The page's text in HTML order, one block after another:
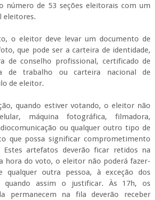
número de 53 seções eleitorais com um
eleitores.
o eleitor deve levar um documento de
que pode ser a carteira de identidade,
de conselho profissional, certificado de
de trabalho ou carteira nacional de
de eleitor.
quando estiver votando, o eleitor não
máquina fotográfica, filmadora,
ou qualquer outro tipo de
que possa significar comprometimento
artefatos deverão ficar retidos na
hora do voto, o eleitor não poderá fazer-
qualquer outra pessoa, à exceção dos
quando assim o justificar. Às 17h, os
permanecem na fila deverão receber